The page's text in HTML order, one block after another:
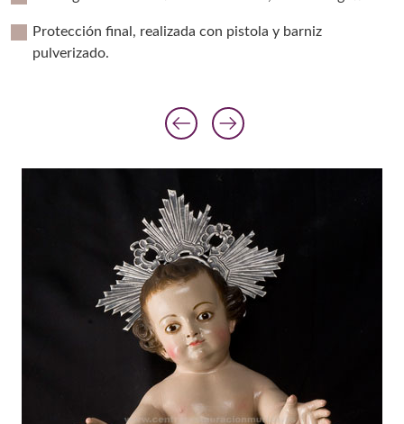
Protección final, realizada con pistola y barniz
pulverizado.
Anterior
arrow_left_alt
Siguiente
arrow_right_alt